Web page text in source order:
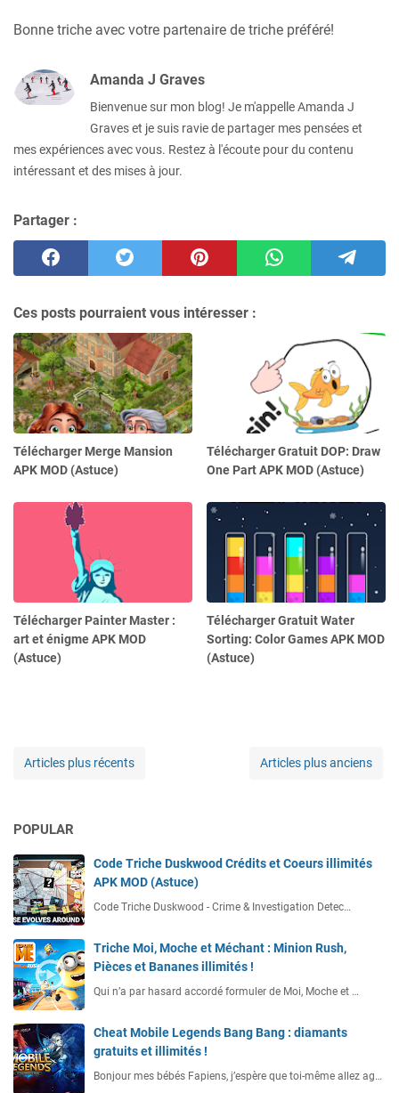
Bonne triche avec votre partenaire de triche préféré!
Amanda J Graves
Bienvenue sur mon blog! Je m'appelle Amanda J
Graves et je suis ravie de partager mes pensées et
mes expériences avec vous. Restez à l'écoute pour du contenu
intéressant et des mises à jour.
Partager :
Ces posts pourraient vous intéresser :
Télécharger Merge Mansion
APK MOD (Astuce)
Télécharger Gratuit DOP: Draw
One Part APK MOD (Astuce)
Télécharger Painter Master :
art et énigme APK MOD
(Astuce)
Télécharger Gratuit Water
Sorting: Color Games APK MOD
(Astuce)
Articles plus récents Articles plus anciens
POPULAR
Code Triche Duskwood Crédits et Coeurs illimités
APK MOD (Astuce)
Code Triche Duskwood - Crime & Investigation Detec…
Triche Moi, Moche et Méchant : Minion Rush,
Pièces et Bananes illimités !
Qui n’a par hasard accordé formuler de Moi, Moche et …
Cheat Mobile Legends Bang Bang : diamants
gratuits et illimités !
Bonjour mes bébés Fapiens, j’espère que toi-même allez ag…